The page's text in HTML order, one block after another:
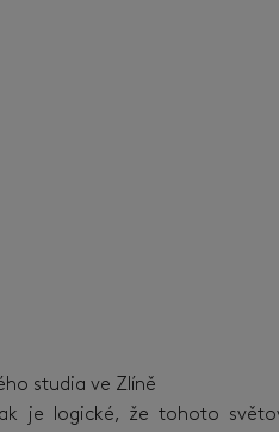
studia ve Zlíně
je logické, že tohoto